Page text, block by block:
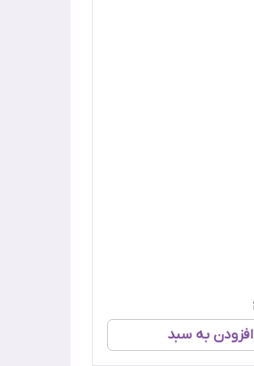
افزودن به سبد